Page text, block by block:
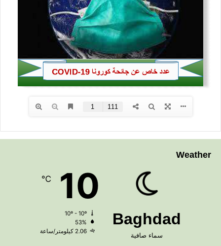
Weather
Baghdad
سماء صافية
10
℃
53%
2.06 كيلومتر/ساعة